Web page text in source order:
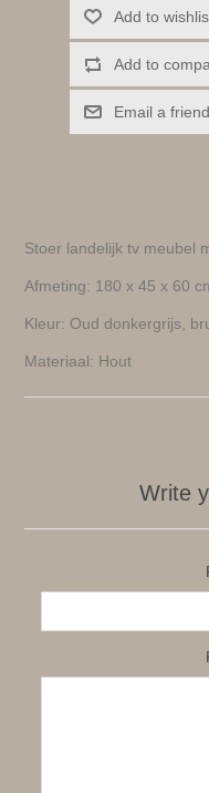
Add to
Add to
Email a friend
Stoer landelijk tv meubel
Afmeting: 180 x 45 x 60
Kleur: Oud donkergrijs,
Materiaal: Hout
Write